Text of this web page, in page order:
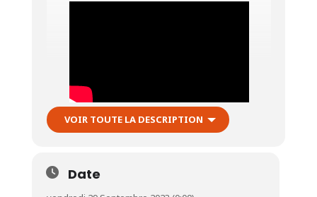
Cette immersion est pour vous
Oser parler anglais
…dans un cadre bienveillant et
VOIR TOUTE LA DESCRIPTION
Date